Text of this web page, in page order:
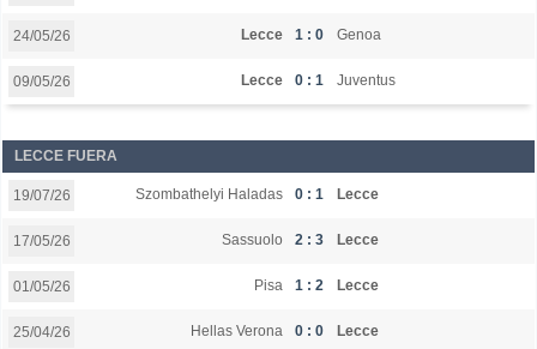
24/05/26 Lecce 1 : 0 Genoa
09/05/26 Lecce 0 : 1 Juventus
LECCE FUERA
19/07/26 Szombathelyi Haladas 0 : 1 Lecce
17/05/26 Sassuolo 2 : 3 Lecce
01/05/26 Pisa 1 : 2 Lecce
25/04/26 Hellas Verona 0 : 0 Lecce